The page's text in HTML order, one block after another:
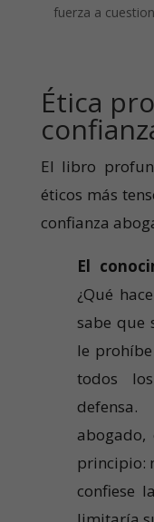
fuerza a
Ética
El libro
éticos más
confianza
El
¿Qué
sabe que
le
todos
principio:
confiese